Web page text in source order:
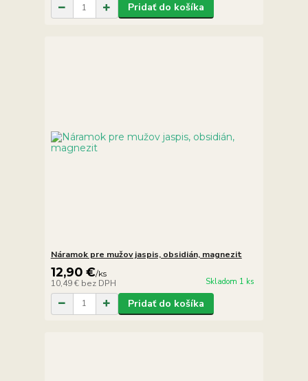
Pridať do košíka
Náramok pre mužov jaspis, obsidián, magnezit
12,90 €/ks
10,49 € bez DPH Skladom 1 ks
Pridať do košíka